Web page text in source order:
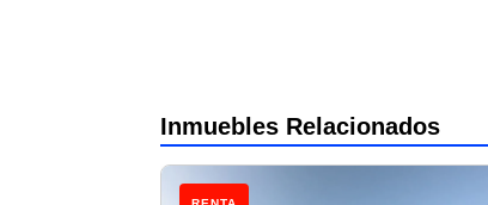
Inmuebles Relacionados